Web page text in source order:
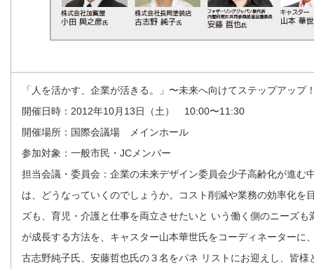
「人を活かす、企業が活きる。」〜未来へ向けてステップアップ
開催日時：2012年10月13日（土） 10:00〜11:30
開催場所：国際会議場 メインホール
参加対象：一般市民・JCメンバー
担当会議・委員会：企業の未来デザイン委員会少子高齢化が進む
は、どうなっていくのでしょうか。コスト削減や業務の効率化を
ズも、育児・介護と仕事を両立させたいと いう働く側のニーズも
が成長する方法を、キャスター山本華世氏をコーディネーターに
古志野純子氏、安藤哲也氏の３名をパネ リストにお迎えし、皆様